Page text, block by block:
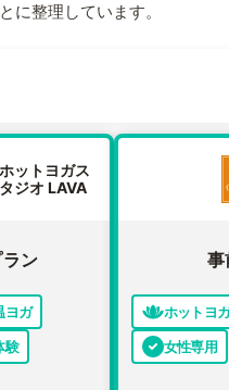
に整理しています。
ホットヨガス
タジオ LAVA
ン
ヨガ
験
ホットヨ
女性専用